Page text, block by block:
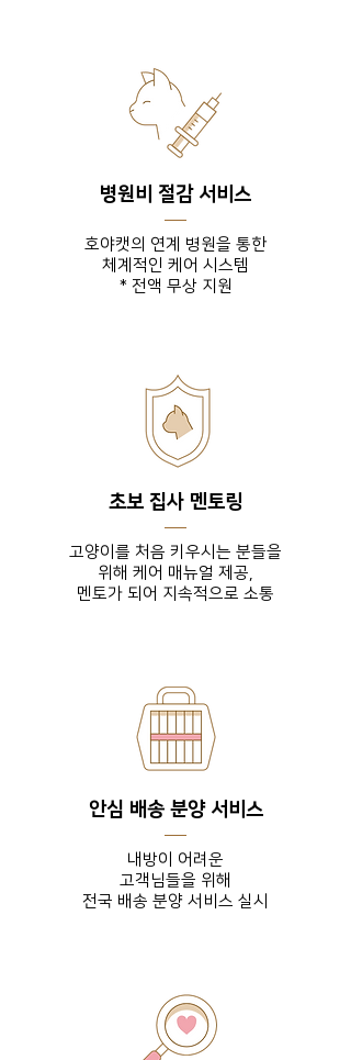
병원비 절감 서비스
호야캣의 연계 병원을 통한
체계적인 케어 시스템
* 전액 무상 지원
초보 집사 멘토링
고양이를 처음 키우시는 분들을
위해 케어 매뉴얼 제공,
​멘토가 되어 지속적으로 소통
안심 배송 분양 서비스
내방이 어려운
고객님들을 위해
전국 배송 분양 서비스 실시